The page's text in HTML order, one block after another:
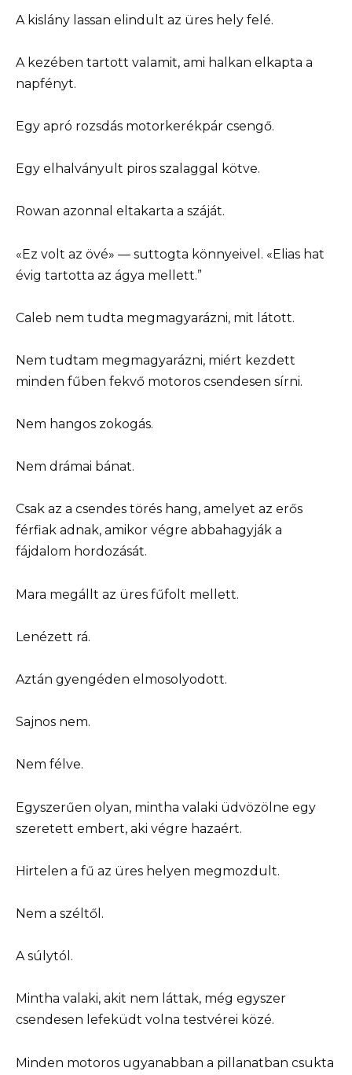
A kislány lassan elindult az üres hely felé.
A kezében tartott valamit, ami halkan elkapta a
napfényt.
Egy apró rozsdás motorkerékpár csengő.
Egy elhalványult piros szalaggal kötve.
Rowan azonnal eltakarta a száját.
«Ez volt az övé» — suttogta könnyeivel. «Elias hat
évig tartotta az ágya mellett.”
Caleb nem tudta megmagyarázni, mit látott.
Nem tudtam megmagyarázni, miért kezdett
minden fűben fekvő motoros csendesen sírni.
Nem hangos zokogás.
Nem drámai bánat.
Csak az a csendes törés hang, amelyet az erős
férfiak adnak, amikor végre abbahagyják a
fájdalom hordozását.
Mara megállt az üres fűfolt mellett.
Lenézett rá.
Aztán gyengéden elmosolyodott.
Sajnos nem.
Nem félve.
Egyszerűen olyan, mintha valaki üdvözölne egy
szeretett embert, aki végre hazaért.
Hirtelen a fű az üres helyen megmozdult.
Nem a széltől.
A súlytól.
Mintha valaki, akit nem láttak, még egyszer
csendesen lefeküdt volna testvérei közé.
Minden motoros ugyanabban a pillanatban csukta